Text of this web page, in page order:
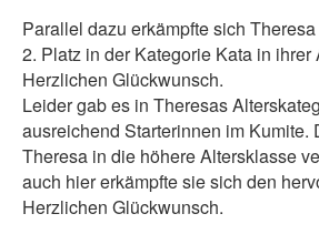
Parallel dazu erkämpfte sich
2. Platz in der Kategorie Kata in ihrer
Herzlichen Glückwunsch.
Leider gab es in Theresas
ausreichend Starterinnen im Kumite.
Theresa in die höhere Altersklasse
auch hier erkämpfte sie sich den
Herzlichen Glückwunsch.